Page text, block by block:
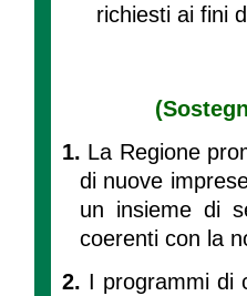
richiesti ai fini
1. La Regione
di nuove
un insieme di
coerenti con la
2. I programmi di